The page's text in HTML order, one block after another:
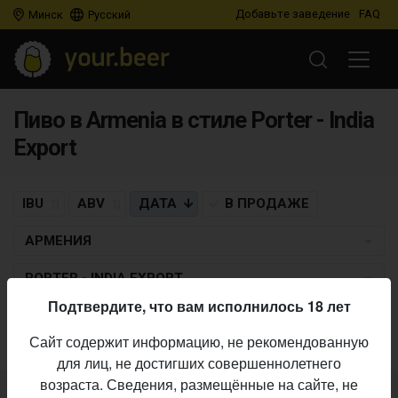
Минск Русский Добавьте заведение FAQ
Пиво в Armenia в стиле Porter - India
Export
IBU ABV ДАТА В ПРОДАЖЕ
АРМЕНИЯ
PORTER - INDIA EXPORT
Пиво по заданным критериям не найдено
Подтвердите, что вам исполнилось 18 лет
Сайт содержит информацию, не рекомендованную
для лиц, не достигших совершеннолетнего
возраста. Сведения, размещённые на сайте, не